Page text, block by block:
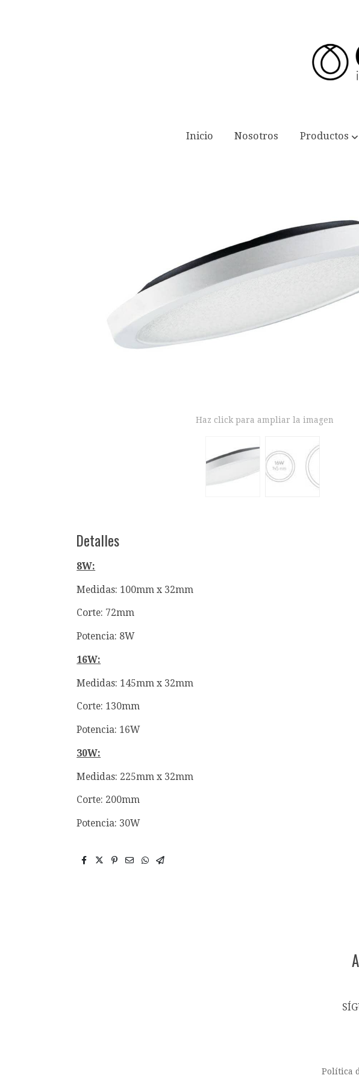
Inicio Nosotros Productos
Haz click para ampliar la imagen
Detalles
8W:
Medidas: 100mm x 32mm
Corte: 72mm
Potencia: 8W
16W:
Medidas: 145mm x 32mm
Corte: 130mm
Potencia: 16W
30W:
Medidas: 225mm x 32mm
Corte: 200mm
Potencia: 30W
Política